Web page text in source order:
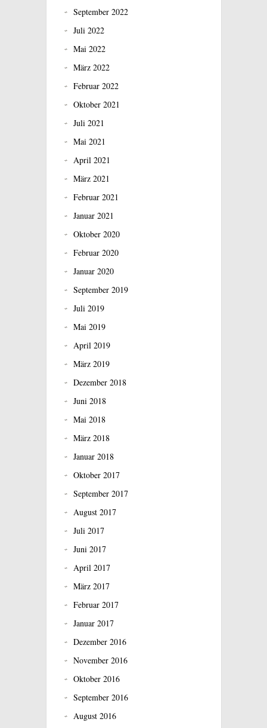
September 2022
Juli 2022
Mai 2022
März 2022
Februar 2022
Oktober 2021
Juli 2021
Mai 2021
April 2021
März 2021
Februar 2021
Januar 2021
Oktober 2020
Februar 2020
Januar 2020
September 2019
Juli 2019
Mai 2019
April 2019
März 2019
Dezember 2018
Juni 2018
Mai 2018
März 2018
Januar 2018
Oktober 2017
September 2017
August 2017
Juli 2017
Juni 2017
April 2017
März 2017
Februar 2017
Januar 2017
Dezember 2016
November 2016
Oktober 2016
September 2016
August 2016